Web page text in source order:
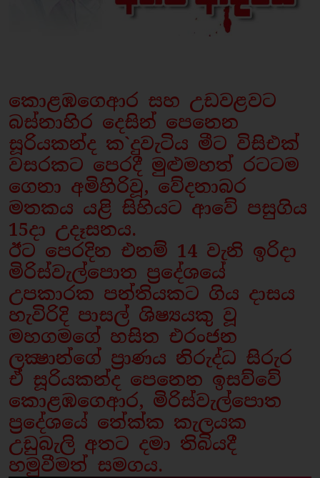
කොළඹගෙආර සහ උඩවළවට
බස්නාහිර දෙසින් පෙනෙන
සූරියකන්ද ක`දුවැටිය මීට විසිඑක්
වසරකට පෙරදී මුළුමහත් රටටම
ගෙනා අමිහිරිවූ, වේදනාබර
මතකය යළි සිහියට ආවේ පසුගිය
15දා උදෑසනය.
ඊට පෙරදින එනම් 14 වැනි ඉරිදා
මිරිස්වැල්පොත ප‍්‍රදේශයේ
උපකාරක පන්තියකට ගිය දාසය
හැවිරිදි පාසල් ශිෂ්‍යයකු වූ
මහගමගේ හසිත එරංජන
ලක්‍ෂාන්ගේ ප‍්‍රාණය නිරුද්ධ සිරුර
ඒ සූරියකන්ද පෙනෙන ඉසව්වේ
කොළඹගෙආර, මිරිස්වැල්පොත
ප‍්‍රදේශයේ තේක්ක කැලයක
උඩුබැලි අතට දමා තිබියදී
හමුවීමත් සමගය.